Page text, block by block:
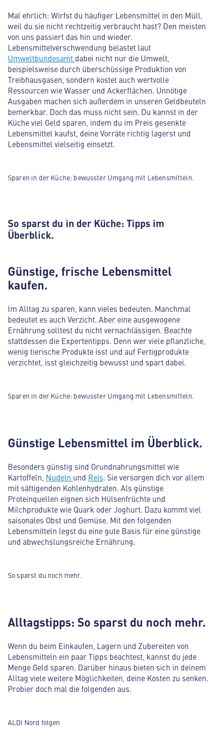
Mal ehrlich: Wirfst du häufiger Lebensmittel in den Müll,
weil du sie nicht rechtzeitig verbraucht hast? Den meisten
von uns passiert das hin und wieder.
Lebensmittelverschwendung belastet laut
Umweltbundesamt dabei nicht nur die Umwelt,
beispielsweise durch überschüssige Produktion von
Treibhausgasen, sondern kostet auch wertvolle
Ressourcen wie Wasser und Ackerflächen. Unnötige
Ausgaben machen sich außerdem in unseren Geldbeuteln
bemerkbar. Doch das muss nicht sein. Du kannst in der
Küche viel Geld sparen, indem du im Preis gesenkte
Lebensmittel kaufst, deine Vorräte richtig lagerst und
Lebensmittel vielseitig einsetzt.
Sparen in der Küche: bewusster Umgang mit Lebensmitteln.
So sparst du in der Küche: Tipps im
Überblick.
Günstige, frische Lebensmittel
kaufen.
Im Alltag zu sparen, kann vieles bedeuten. Manchmal
bedeutet es auch Verzicht. Aber eine ausgewogene
Ernährung solltest du nicht vernachlässigen. Beachte
stattdessen die Expertentipps. Denn wer viele pflanzliche,
wenig tierische Produkte isst und auf Fertigprodukte
verzichtet, isst gleichzeitig bewusst und spart dabei.
Sparen in der Küche: bewusster Umgang mit Lebensmitteln.
Günstige Lebensmittel im Überblick.
Besonders günstig sind Grundnahrungsmittel wie
Kartoffeln, Nudeln und Reis. Sie versorgen dich vor allem
mit sättigenden Kohlenhydraten. Als günstige
Proteinquellen eignen sich Hülsenfrüchte und
Milchprodukte wie Quark oder Joghurt. Dazu kommt viel
saisonales Obst und Gemüse. Mit den folgenden
Lebensmitteln legst du eine gute Basis für eine günstige
und abwechslungsreiche Ernährung.
So sparst du noch mehr.
Alltagstipps: So sparst du noch mehr.
Wenn du beim Einkaufen, Lagern und Zubereiten von
Lebensmitteln ein paar Tipps beachtest, kannst du jede
Menge Geld sparen. Darüber hinaus bieten sich in deinem
Alltag viele weitere Möglichkeiten, deine Kosten zu senken.
Probier doch mal die folgenden aus.
ALDI Nord folgen